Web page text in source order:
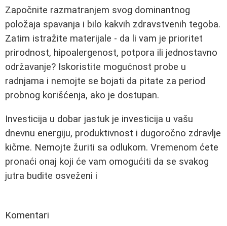
Započnite razmatranjem svog dominantnog
položaja spavanja i bilo kakvih zdravstvenih tegoba.
Zatim istražite materijale - da li vam je prioritet
prirodnost, hipoalergenost, potpora ili jednostavno
održavanje? Iskoristite mogućnost probe u
radnjama i nemojte se bojati da pitate za period
probnog korišćenja, ako je dostupan.
Investicija u dobar jastuk je investicija u vašu
dnevnu energiju, produktivnost i dugoročno zdravlje
kičme. Nemojte žuriti sa odlukom. Vremenom ćete
pronaći onaj koji će vam omogućiti da se svakog
jutra budite osveženi i
Komentari